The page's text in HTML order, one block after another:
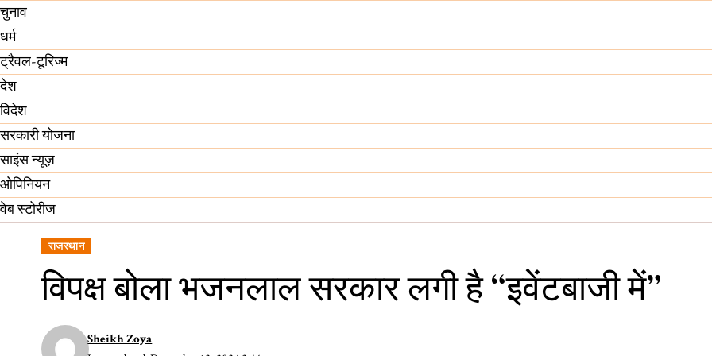
चुनाव
धर्म
ट्रैवल-टूरिज्म
देश
विदेश
सरकारी योजना
साइंस न्यूज़
ओपिनियन
वेब स्टोरीज
राजस्थान
विपक्ष बोला भजनलाल सरकार लगी है “इवेंटबाजी में”
Sheikh Zoya